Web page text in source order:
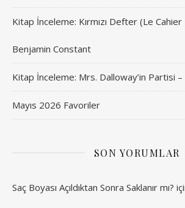
Kitap İnceleme: Kırmızı Defter (Le
Benjamin Constant
Kitap İnceleme: Mrs. Dalloway’in Partisi
Mayıs 2026 Favoriler
SON YORUMLAR
Saç Boyası Açıldıktan Sonra Saklanır mı?